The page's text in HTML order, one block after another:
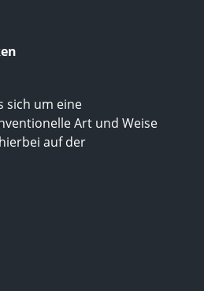
sich um eine
Art und Weise
auf der